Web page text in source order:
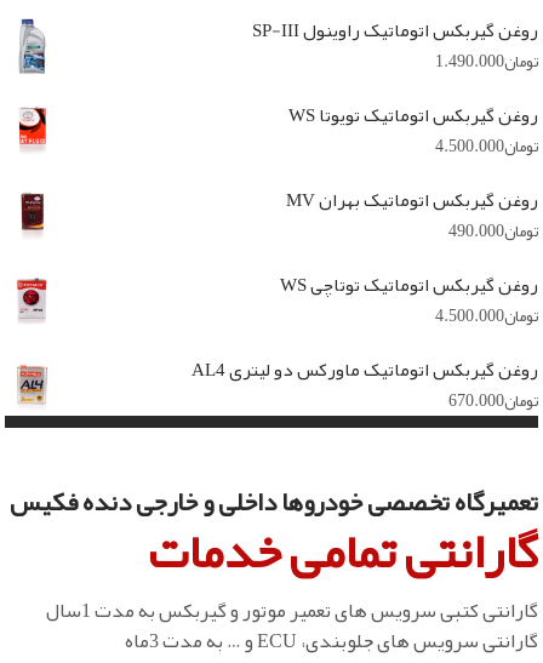
روغن گیربکس اتوماتیک راوینول SP-III
تومان1.490.000
روغن گیربکس اتوماتیک تویوتا WS
تومان4.500.000
روغن گیربکس اتوماتیک بهران MV
تومان490.000
روغن گیربکس اتوماتیک توتاچی WS
تومان4.500.000
روغن گیربکس اتوماتیک ماورکس دو لیتری AL4
تومان670.000
تعمیرگاه تخصصی خودروها داخلی و خارجی دنده فکیس
گارانتی تمامی خدمات
گارانتی کتبی سرویس های تعمیر موتور و گیربکس به مدت 1سال
گارانتی سرویس های جلوبندی، ECU و … به مدت 3ماه